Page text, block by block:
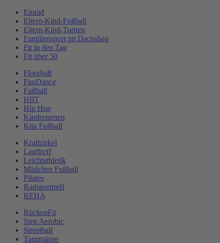
Einrad
Eltern-Kind-Fußball
Eltern-Kind-Turnen
Familiensport im Dachsbau
Fit in den Tag
Fit über 50
Floorball
FunDance
Fußball
HIIT
Hip Hop
Kinderturnen
Kita Fußball
Kraftzirkel
Lauftreff
Leichtathletik
Mädchen Fußball
Pilates
Radsporttreff
REHA
RückenFit
Step Aerobic
Streetball
Tanzmäuse